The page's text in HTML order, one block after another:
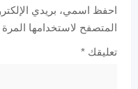
احفظ اسمي، بريدي
المتصفح لاستخدامها
تعليقك *